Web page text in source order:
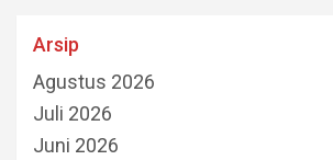
Arsip
Agustus 2026
Juli 2026
Juni 2026